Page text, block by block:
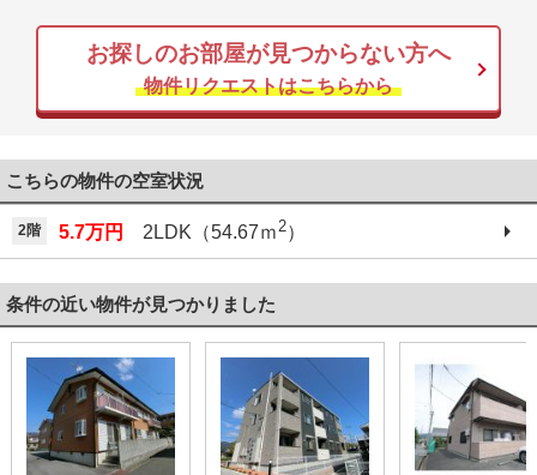
お探しのお部屋が見つからない方へ
物件リクエストはこちらから
こちらの物件の空室状況
2階 5.7万円 2LDK（54.67ｍ2）
条件の近い物件が見つかりました